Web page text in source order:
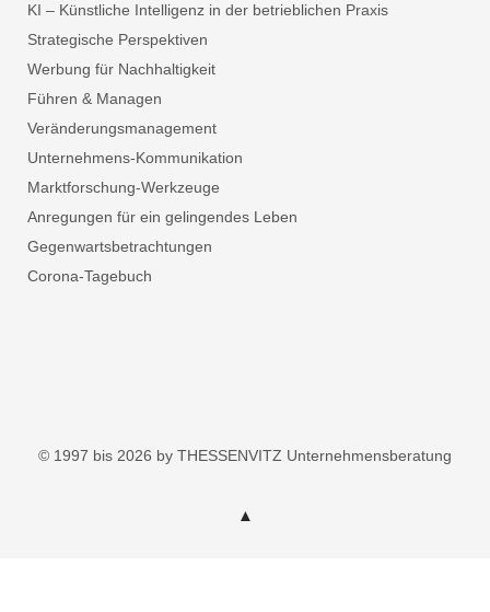
KI – Künstliche Intelligenz in der betrieblichen Praxis
Strategische Perspektiven
Werbung für Nachhaltigkeit
Führen & Managen
Veränderungsmanagement
Unternehmens-Kommunikation
Marktforschung-Werkzeuge
Anregungen für ein gelingendes Leben
Gegenwartsbetrachtungen
Corona-Tagebuch
© 1997 bis 2026 by THESSENVITZ Unternehmensberatung